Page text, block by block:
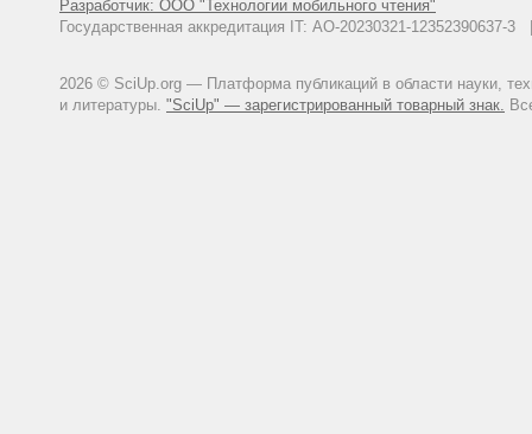
Разработчик: ООО "Технологии мобильного чтения"
Государственная аккредитация IT: АО-20230321-
2026 © SciUp.org — Платформа публикаций в области науки,
и литературы. "SciUp" — зарегистрированный товарный знак.